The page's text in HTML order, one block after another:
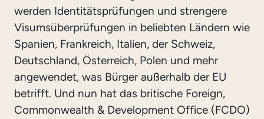
werden Identitätsprüfungen und strengere
Visumsüberprüfungen in beliebten Ländern wie
Spanien, Frankreich, Italien, der Schweiz,
Deutschland, Österreich, Polen und mehr
angewendet, was Bürger außerhalb der EU
betrifft. Und nun hat das britische Foreign,
Commonwealth & Development Office (FCDO)